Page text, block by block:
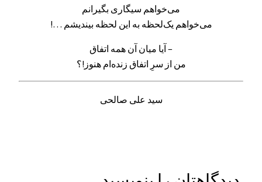
می‌خواهم سیگاری بگیرانم
می‌خواهم یک‌لحظه به این لحظه بیندیشم …!
– آیا میان آن همه اتفاق
من از سرِ اتفاق زنده‌ام هنوز!؟
سید علی صالحی